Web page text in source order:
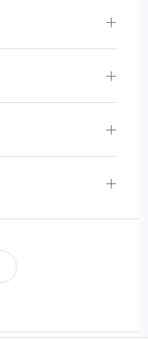
＋
＋
＋
＋